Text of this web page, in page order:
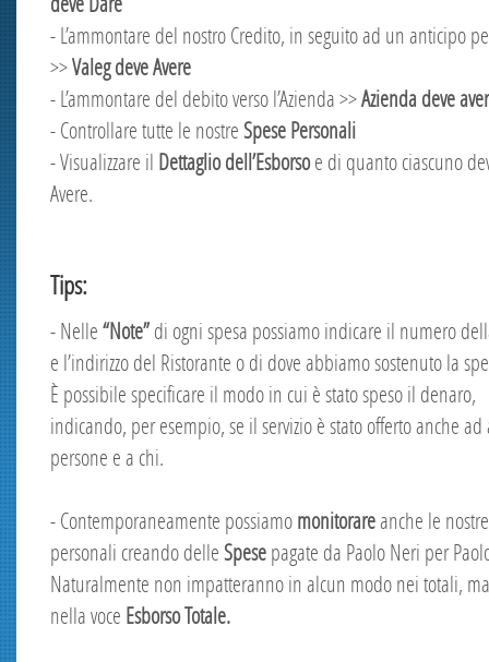
- L’ammontare del nostro Credito, in seguito ad un anticipo
>>Valeg deve Avere
- L’ammontare del debito verso l’Azienda >>Azienda deve
- Controllare tutte le nostre Spese Personali
- Visualizzare il Dettaglio dell’Esborsoe di quanto ciascuno
Avere.
Tips:
- Nelle “Note” di ogni spesa possiamo indicare il numero
e l’indirizzo del Ristorante o di dove abbiamo sostenuto la
È possibile specificare il modo in cui è stato speso il denaro,
indicando, per esempio, se il servizio è stato offerto anche ad
persone e a chi.
- Contemporaneamente possiamo monitorareanche le
personali creando delle Spese pagate da Paolo Neri per
Naturalmente non impatteranno in alcun modo nei totali,
nella voce Esborso Totale.